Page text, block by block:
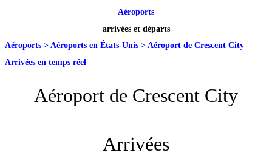
Aéroports
arrivées et départs
Aéroports > Aéroports en États-Unis > Aéroport de Crescent City
Arrivées en temps réel
Aéroport de Crescent City
Arrivées